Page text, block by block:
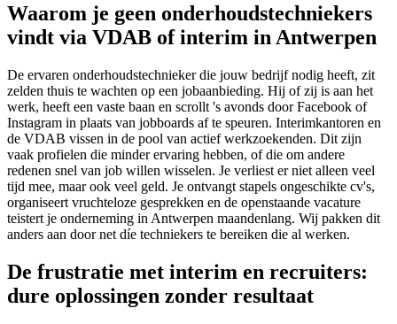
Waarom je geen onderhoudstechniekers
vindt via VDAB of interim in Antwerpen
De ervaren onderhoudstechnieker die jouw bedrijf nodig heeft, zit
zelden thuis te wachten op een jobaanbieding. Hij of zij is aan het
werk, heeft een vaste baan en scrollt 's avonds door Facebook of
Instagram in plaats van jobboards af te speuren. Interimkantoren en
de VDAB vissen in de pool van actief werkzoekenden. Dit zijn
vaak profielen die minder ervaring hebben, of die om andere
redenen snel van job willen wisselen. Je verliest er niet alleen veel
tijd mee, maar ook veel geld. Je ontvangt stapels ongeschikte cv's,
organiseert vruchteloze gesprekken en de openstaande vacature
teistert je onderneming in Antwerpen maandenlang. Wij pakken dit
anders aan door net díe techniekers te bereiken die al werken.
De frustratie met interim en recruiters:
dure oplossingen zonder resultaat